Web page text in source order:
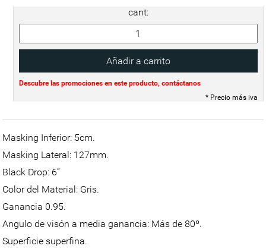
cant:
Descubre las promociones en este producto, contáctanos
* Precio más iva
Masking Inferior: 5cm.
Masking Lateral: 127mm.
Black Drop: 6”
Color del Material: Gris.
Ganancia 0.95.
Angulo de visón a media ganancia: Más de 80º.
Superficie superfina.